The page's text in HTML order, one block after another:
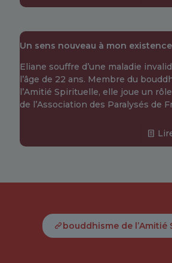
Un sens nouveau à mon existence
Eliane souffre d’une maladie
l’âge de 22 ans. Membre du
l’Amitié Spirituelle, elle joue un
de l’Association des Paralysés de
bouddhisme de l’Amitié